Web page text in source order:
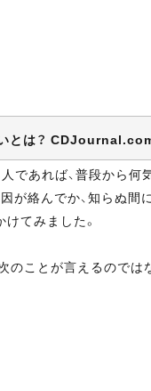
いとは？
人であれば、普段か
絡んでか、知らぬ間
けてみました。
のことが言えるのでは